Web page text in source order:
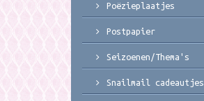
Poëzieplaatjes
Postpapier
Seizoenen/Thema's
Snailmail cadeautjes